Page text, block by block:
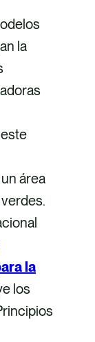
la
área
la
los